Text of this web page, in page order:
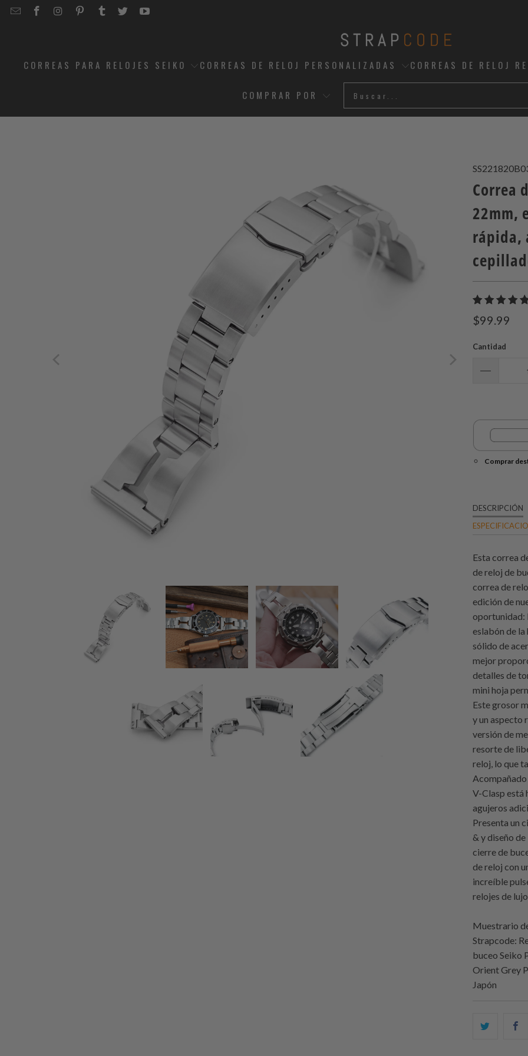
EMAILSTRAPCODE
STRAPCODE
STRAPCODE
STRAPCODE
STRAPCODE
STRAPCODE
CORREAS PARA RELOJES SEIKO CORREAS DE RELOJ PERSONALIZADAS CORREAS DE RELOJ
COMPRAR POR
Correa
22mm,
rápida,
$99.99
Cantidad
Comprar
DESCRIPCIÓN
Esta correa
de reloj de
correa de
edición de
oportunidad:
eslabón de
sólido de
mejor
detalles de
mini hoja
Este grosor
y un aspecto
versión de
resorte de
reloj, lo que
V-Clasp está
agujeros
Presenta un
& y diseño
cierre de
de reloj con
increíble
relojes de
Muestrario
Strapcode:
buceo Seiko
Orient Grey
Japón
Comparte